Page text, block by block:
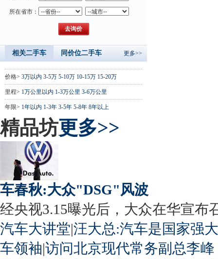
所在省市：
相关二手车 同价位二手车 更多>>
价格> 3万以内 3-5万 5-10万 10-15万 15-20万
里程> 1万公里以内 1-3万公里 3-6万公里
年限> 1年以内 1-3年 3-5年 5-8年 8年以上
精品坊更多>>
车春秋:大众"DSG"风波
经央视3.15曝光后，大众在华宣布
汽车大讲堂|汪大总:汽车是国家强
车领袖|访问北京现代常务副总李峰